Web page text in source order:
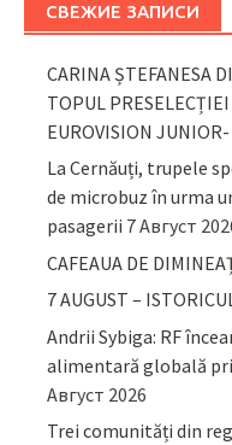
СВЕЖИЕ ЗАПИСИ
CARINA ȘTEFANESA
TOPUL
EUROVISION
La Cernăuți, trupele
de microbuz în urma
pasagerii 7 Август
CAFEAUA DE
7 AUGUST –
Andrii Sybiga: RF
alimentară globală
Август 2026
Trei comunități din